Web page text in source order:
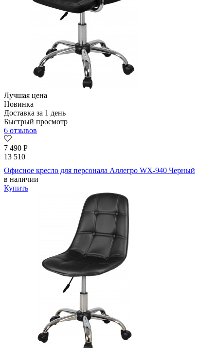
Лучшая цена
Новинка
Доставка за 1 день
Быстрый просмотр
6 отзывов
7 490 Р
13 510
Офисное кресло для персонала Аллегро WX-940 Черный
в наличии
Купить